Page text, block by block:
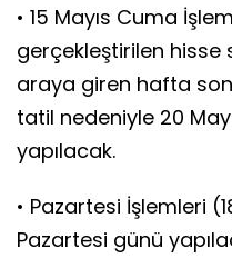
• 15 Mayıs Cuma
gerçekleştirilen hisse
araya giren hafta
tatil nedeniyle 20
yapılacak.
• Pazartesi İşlemleri
Pazartesi günü